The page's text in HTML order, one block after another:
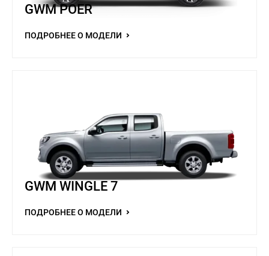
GWM POER
ПОДРОБНЕЕ О МОДЕЛИ
GWM WINGLE 7
ПОДРОБНЕЕ О МОДЕЛИ